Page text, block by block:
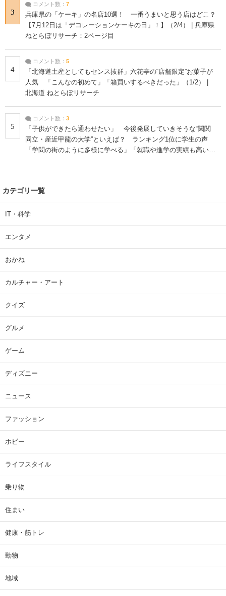
3
コメント数： 7
兵庫県の「ケーキ」の名店10選！ 一番うまいと思う店はどこ？
【7月12日は「デコレーションケーキの日」！】（2/4） | 兵庫県
ねとらぼリサーチ：2ページ目
4
コメント数： 5
「北海道土産としてもセンス抜群」六花亭の“店舗限定”お菓子が
人気 「こんなの初めて」「箱買いするべきだった」（1/2） |
北海道 ねとらぼリサーチ
5
コメント数： 3
「子供ができたら通わせたい」 今後発展していきそうな“関関
同立・産近甲龍の大学”といえば？ ランキング1位に学生の声
「学問の街のように多様に学べる」「就職や進学の実績も高い」
| 大学 ねとらぼリサーチ
カテゴリ一覧
IT・科学
エンタメ
おかね
カルチャー・アート
クイズ
グルメ
ゲーム
ディズニー
ニュース
ファッション
ホビー
ライフスタイル
乗り物
住まい
健康・筋トレ
動物
地域